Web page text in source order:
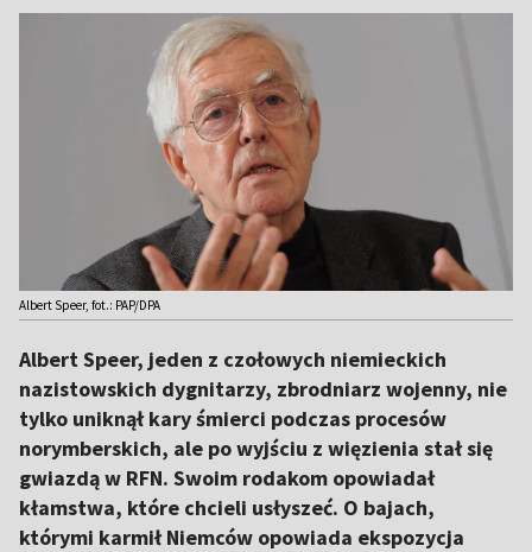
Albert Speer, fot.: PAP/DPA
Albert Speer, jeden z czołowych niemieckich
nazistowskich dygnitarzy, zbrodniarz wojenny, nie
tylko uniknął kary śmierci podczas procesów
norymberskich, ale po wyjściu z więzienia stał się
gwiazdą w RFN. Swoim rodakom opowiadał
kłamstwa, które chcieli usłyszeć. O bajach,
którymi karmił Niemców opowiada ekspozycja